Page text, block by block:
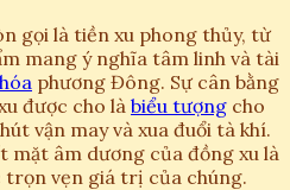
gọi là tiền xu phong thủy, từ
mang ý nghĩa tâm linh và tài
phương Đông. Sự cân bằng
được cho là biểu tượng cho
vận may và xua đuổi tà khí.
mặt âm dương của đồng xu là
trọn vẹn giá trị của chúng.